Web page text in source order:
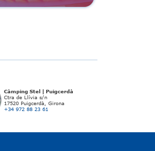
Càmping Stel | Puigcerdà
Ctra de Llívia s/n
17520 Puigcerdà, Girona
+34 972 88 23 61